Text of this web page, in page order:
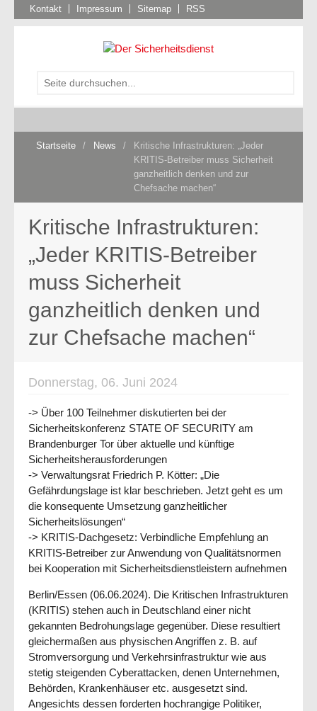
Kontakt Impressum Sitemap RSS
Startseite / News /
Kritische Infrastrukturen: „Jeder
KRITIS-Betreiber muss Sicherheit
ganzheitlich denken und zur
Chefsache machen“
Kritische Infrastrukturen:
„Jeder KRITIS-Betreiber
muss Sicherheit
ganzheitlich denken und
zur Chefsache machen“
Donnerstag, 06. Juni 2024
-> Über 100 Teilnehmer diskutierten bei der
Sicherheitskonferenz STATE OF SECURITY am
Brandenburger Tor über aktuelle und künftige
Sicherheitsherausforderungen
-> Verwaltungsrat Friedrich P. Kötter: „Die
Gefährdungslage ist klar beschrieben. Jetzt geht es um
die konsequente Umsetzung ganzheitlicher
Sicherheitslösungen“
-> KRITIS-Dachgesetz: Verbindliche Empfehlung an
KRITIS-Betreiber zur Anwendung von Qualitätsnormen
bei Kooperation mit Sicherheitsdienstleistern aufnehmen
Berlin/Essen (06.06.2024). Die Kritischen Infrastrukturen
(KRITIS) stehen auch in Deutsch­land einer nicht
gekannten Bedrohungslage gegenüber. Diese resultiert
gleicher­maßen aus phy­sischen Angriffen z. B. auf
Stromversorgung und Verkehrsinfrastruktur wie aus
stetig stei­genden Cyber­attacken, denen Unternehmen,
Behör­den, Kranken­häu­ser etc. ausgesetzt sind.
Angesichts dessen forderten hochrangige Politi­ker,